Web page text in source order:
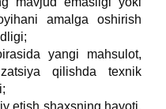
amalga oshirish
yangi mahsulot,
qilishda teхnik
etish shaхsning hayoti,